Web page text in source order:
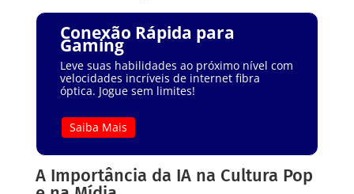
Conexão Rápida para
Gaming
Leve suas habilidades ao próximo nível com
velocidades incríveis de internet fibra
óptica. Jogue sem limites!
Saiba Mais
A Importância da IA na Cultura Pop